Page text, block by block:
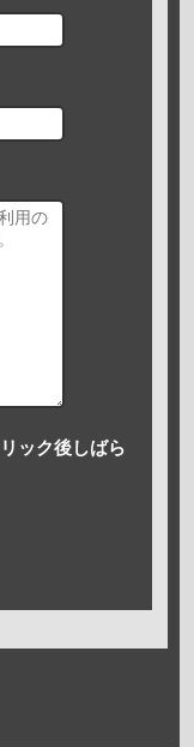
ック後しばら